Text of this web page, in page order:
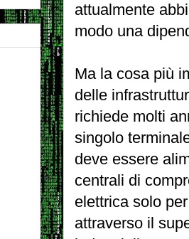
attualmente
modo una
Ma la cosa più
delle
richiede molti
singolo
deve essere
centrali di
elettrica solo
attraverso il